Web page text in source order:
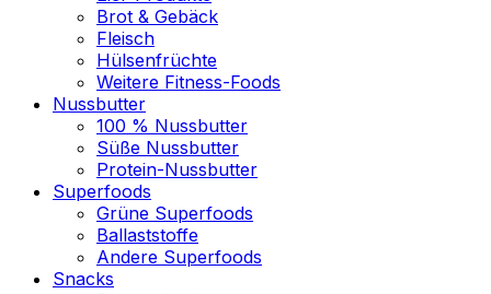
Brot & Gebäck
Fleisch
Hülsenfrüchte
Weitere Fitness-Foods
Nussbutter
100 % Nussbutter
Süße Nussbutter
Protein-Nussbutter
Superfoods
Grüne Superfoods
Ballaststoffe
Andere Superfoods
Snacks